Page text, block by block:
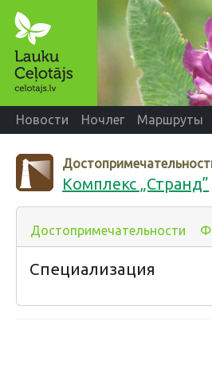
Новости Ночлег Маршруты
Комплекс „Странд”
Достопримечательности
Специализация